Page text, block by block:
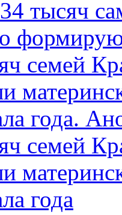
тысяч
семей
года.
семей
года